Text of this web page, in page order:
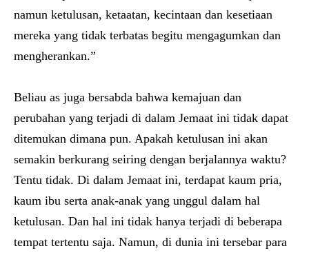
namun ketulusan, ketaatan, kecintaan dan kesetiaan
mereka yang tidak terbatas begitu mengagumkan dan
mengherankan.”
Beliau as juga bersabda bahwa kemajuan dan
perubahan yang terjadi di dalam Jemaat ini tidak dapat
ditemukan dimana pun. Apakah ketulusan ini akan
semakin berkurang seiring dengan berjalannya waktu?
Tentu tidak. Di dalam Jemaat ini, terdapat kaum pria,
kaum ibu serta anak-anak yang unggul dalam hal
ketulusan. Dan hal ini tidak hanya terjadi di beberapa
tempat tertentu saja. Namun, di dunia ini tersebar para